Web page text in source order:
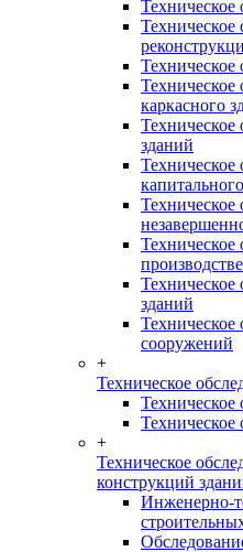
Техническое
Техническое
Техническое
каркасного
Техническое
зданий
Техническое
Техническое
Техническое
зданий
Техническое
сооружений
+
Техническое
Техническое
Техническое
+
Техническое
конструкций
Инженерно-